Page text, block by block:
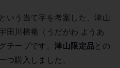
いう当て字を考案した、津山
田川榕菴（うだがわ ようあ
テープです。津山限定品との
つ購入しました。